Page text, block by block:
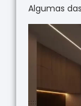
Algumas